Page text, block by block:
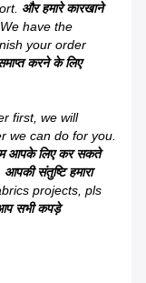
और हमारे कारखाने
We have the
your order
करने के लिए
first, we will
we can do for you.
आपके लिए कर सकते
आपकी संतुष्टि हमारा
projects, pls
सभी कपड़े